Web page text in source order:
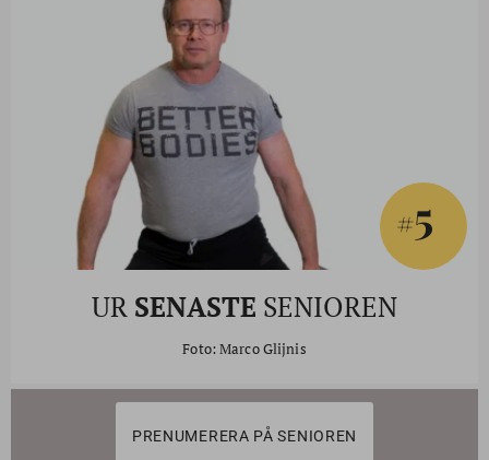
#5
UR SENASTE SENIOREN
Foto: Marco Glijnis
PRENUMERERA PÅ SENIOREN